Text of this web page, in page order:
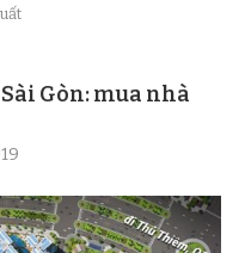
Gòn: mua nhà